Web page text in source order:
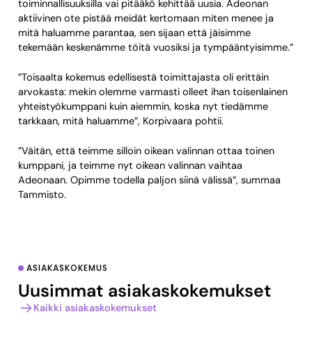
toiminnallisuuksilla vai pitääkö kehittää uusia. Adeonan
aktiivinen ote pistää meidät kertomaan miten menee ja
mitä haluamme parantaa, sen sijaan että jäisimme
tekemään keskenämme töitä vuosiksi ja tympääntyisimme.”
”Toisaalta kokemus edellisestä toimittajasta oli erittäin
arvokasta: mekin olemme varmasti olleet ihan toisenlainen
yhteistyökumppani kuin aiemmin, koska nyt tiedämme
tarkkaan, mitä haluamme”, Korpivaara pohtii.
”Väitän, että teimme silloin oikean valinnan ottaa toinen
kumppani, ja teimme nyt oikean valinnan vaihtaa
Adeonaan. Opimme todella paljon siinä välissä”, summaa
Tammisto.
ASIAKASKOKEMUS
Uusimmat asiakaskokemukset
Kaikki asiakaskokemukset